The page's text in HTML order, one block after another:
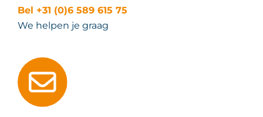
Bel +31 (0)6 589 615 75
We helpen je graag